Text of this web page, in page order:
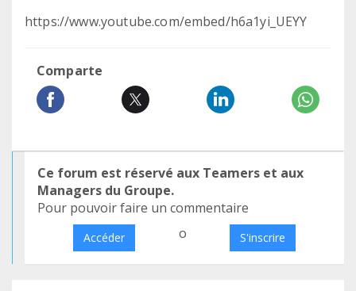
https://www.youtube.com/embed/h6a1yi_UEYY
Comparte
Ce forum est réservé aux Teamers et aux
Managers du Groupe.
Pour pouvoir faire un commentaire
Accéder o S'inscrire